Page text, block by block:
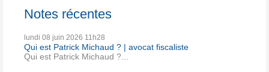
Notes récentes
lundi 08 juin 2026 11h28
Qui est Patrick Michaud ? | avocat fiscaliste
Qui est Patrick Michaud ?...